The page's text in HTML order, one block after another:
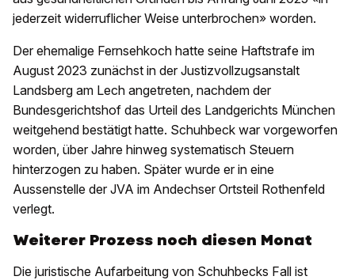
jederzeit widerruflicher Weise unterbrochen» worden.
Der ehemalige Fernsehkoch hatte seine Haftstrafe im
August 2023 zunächst in der Justizvollzugsanstalt
Landsberg am Lech angetreten, nachdem der
Bundesgerichtshof das Urteil des Landgerichts München
weitgehend bestätigt hatte. Schuhbeck war vorgeworfen
worden, über Jahre hinweg systematisch Steuern
hinterzogen zu haben. Später wurde er in eine
Aussenstelle der JVA im Andechser Ortsteil Rothenfeld
verlegt.
Weiterer Prozess noch diesen Monat
Die juristische Aufarbeitung von Schuhbecks Fall ist